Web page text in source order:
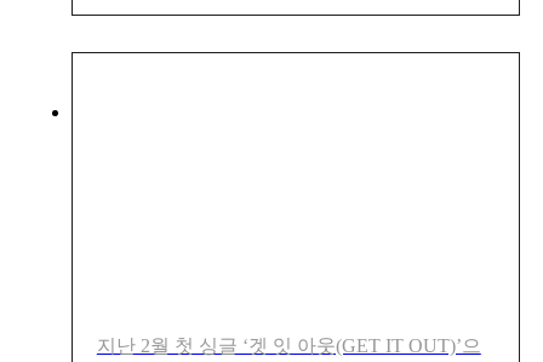
지난 2월 첫 싱글 ‘겟 잇 아웃(GET IT OUT)’으